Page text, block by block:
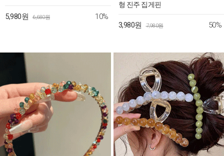
5,980원 6,680원 10%
형 진주 집게핀
3,980원 7,980원 50%